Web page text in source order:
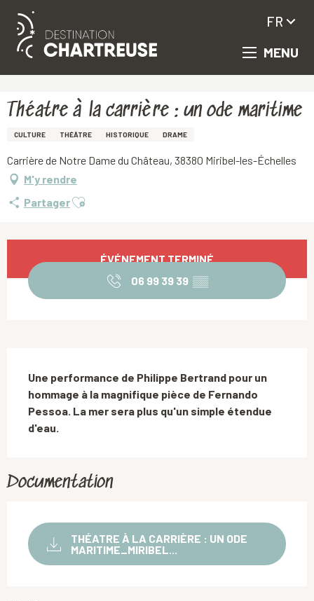
Aller
principal
MENU
FR
Théatre à la carrière : un ode maritime
CULTURE THÉÂTRE HISTORIQUE DRAME
Carrière de Notre Dame du Château, 38380 Miribel-les-Échelles
M'y rendre
PartagerAjouter aux favoris
Ouverture et coordonnées
ÉVÉNEMENT TERMINÉ
06 99 39 39 ▒▒
Une performance de Philippe Bertrand pour un
hommage à la magnifique pièce de Fernando
Pessoa. La mer sera plus qu'un simple étendue
d'eau.
Documentation
THÉATRE À LA CARRIÈRE : UN ODE
MARITIME_MIRIBEL...